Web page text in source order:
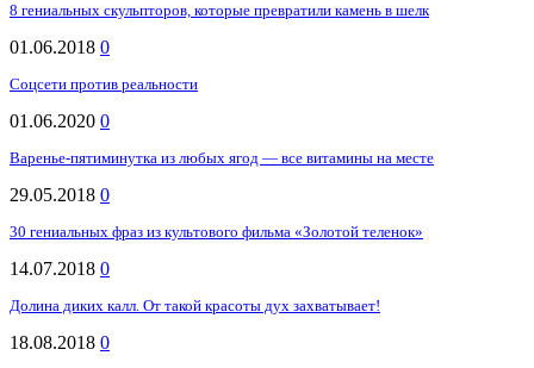
8 гениальных скульпторов, которые превратили камень в шелк
01.06.2018 0
Соцсети против реальности
01.06.2020 0
Варенье-пятиминутка из любых ягод — все витамины на месте
29.05.2018 0
30 гениальных фраз из культового фильма «Золотой теленок»
14.07.2018 0
Долина диких калл. От такой красоты дух захватывает!
18.08.2018 0